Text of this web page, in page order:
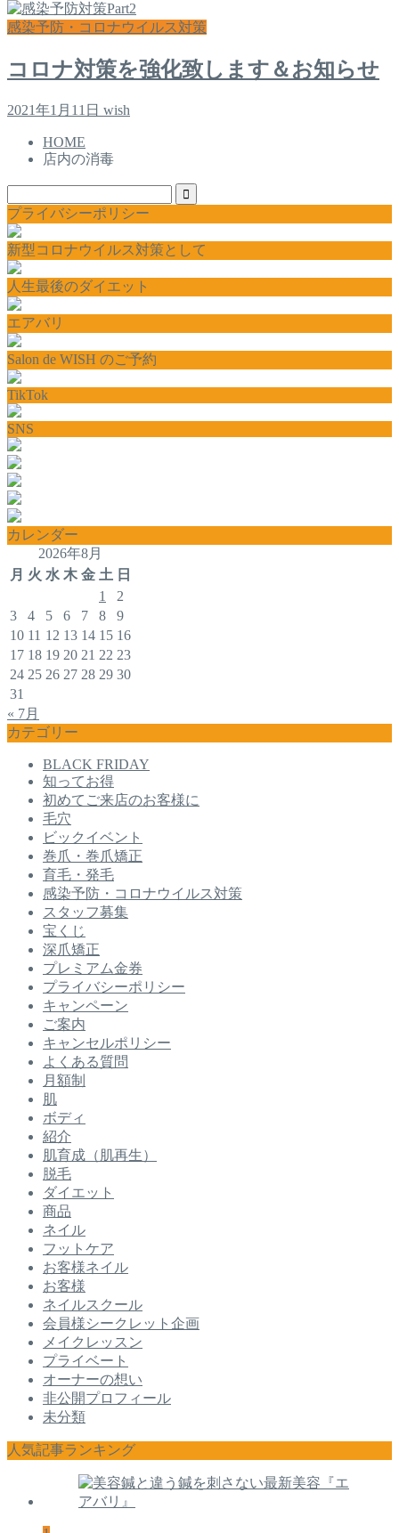
感染予防・コロナウイルス対策
コロナ対策を強化致します＆お知らせ
2021年1月11日 wish
HOME
店内の消毒
プライバシーポリシー
新型コロナウイルス対策として
人生最後のダイエット
エアバリ
Salon de WISH のご予約
TikTok
SNS
カレンダー
2026年8月
月 火 水 木 金 土 日
1
2
3
4 5 6 7 8
9
10 11 12 13 14 15 16
17 18 19 20 21 22 23
24 25 26 27 28 29 30
31
« 7月
カテゴリー
BLACK FRIDAY
知ってお得
初めてご来店のお客様に
毛穴
ビックイベント
巻爪・巻爪矯正
育毛・発毛
感染予防・コロナウイルス対策
スタッフ募集
宝くじ
深爪矯正
プレミアム金券
プライバシーポリシー
キャンペーン
ご案内
キャンセルポリシー
よくある質問
月額制
肌
ボディ
紹介
肌育成（肌再生）
脱毛
ダイエット
商品
ネイル
フットケア
お客様ネイル
お客様
ネイルスクール
会員様シークレット企画
メイクレッスン
プライベート
オーナーの想い
非公開プロフィール
未分類
人気記事ランキング